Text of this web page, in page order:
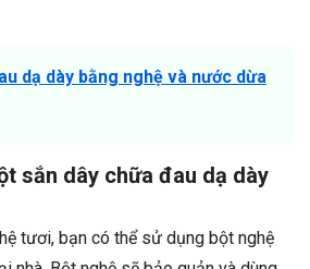
dạ dày bằng nghệ và nước dừa
sắn dây chữa đau dạ dày
tươi, bạn có thể sử dụng bột nghệ